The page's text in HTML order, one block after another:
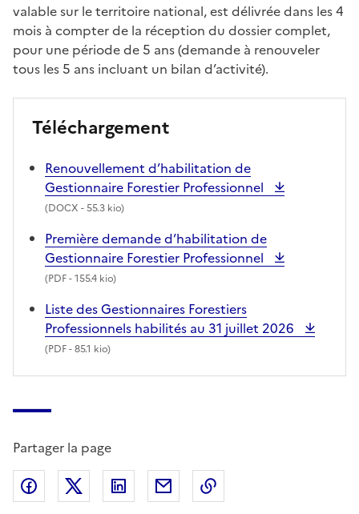
valable sur le territoire national, est délivrée dans les 4
mois à compter de la réception du dossier complet,
pour une période de 5 ans (demande à renouveler
tous les 5 ans incluant un bilan d’activité).
Téléchargement
Renouvellement d’habilitation de
Gestionnaire Forestier Professionnel
(DOCX - 55.3 kio)
Première demande d’habilitation de
Gestionnaire Forestier Professionnel
(PDF- 155.4 kio)
Liste des Gestionnaires Forestiers
Professionnels habilités au 31 juillet 2026
(PDF- 85.1 kio)
Partager la page
Partager sur Facebook
Partager sur X (anciennement Twitter)
Partager sur LinkedIn
Partager par email